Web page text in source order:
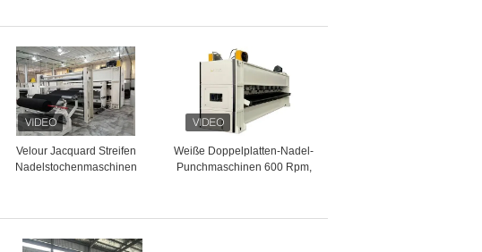
kg/h
Velour Jacquard Streifen
Nadelstochenmaschinen
Nadelloom Maschine
Weiße Doppelplatten-Nadel-
Punchmaschinen 600 Rpm,